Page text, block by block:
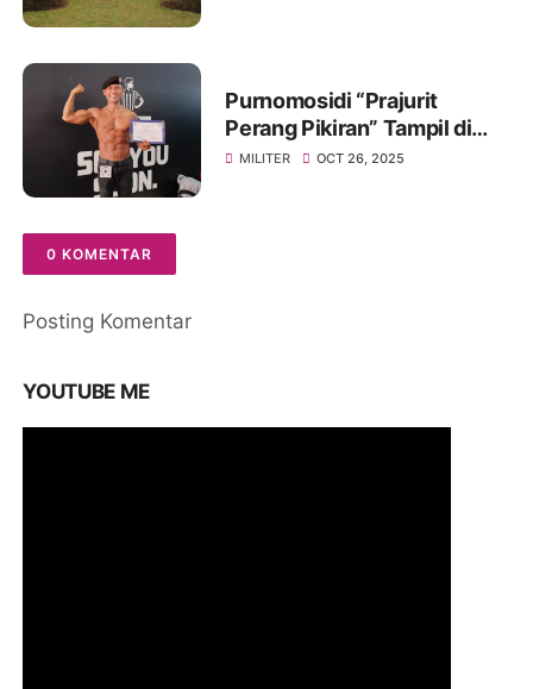
Purnomosidi “Prajurit
Perang Pikiran” Tampil di
Body Contest Piala Wali
MILITER OCT 26, 2025
0 KOMENTAR
Posting Komentar
YOUTUBE ME